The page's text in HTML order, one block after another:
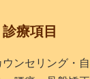
診療項目
ンセリング・